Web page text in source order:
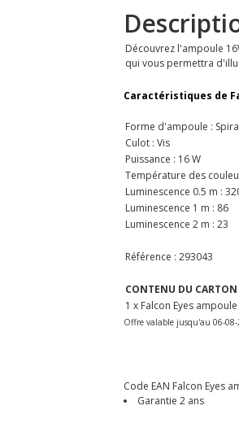
Découvrez l'ampoule
qui vous permettra
Caractéristiques de
Forme d'ampoule :
Culot : Vis
Puissance : 16 W
Température des
Luminescence 0.5 m :
Luminescence 1 m : 86
Luminescence 2 m : 23
Référence : 293043
CONTENU DU CARTON
1 x Falcon Eyes
Offre valable jusqu'au 06-08-
Code EAN Falcon Eyes
Garantie 2 ans